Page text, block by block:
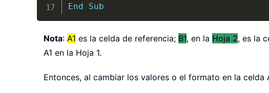
End
Sub
Nota: A1 es la celda de referencia; B1, en la Hoja 2, es la
A1 en la Hoja 1.
Entonces, al cambiar los valores o el formato en la celda